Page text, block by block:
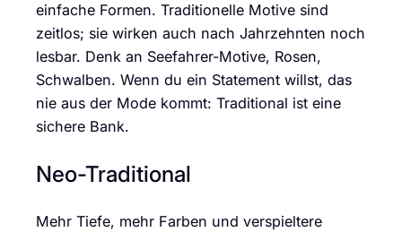
einfache Formen. Traditionelle Motive sind
zeitlos; sie wirken auch nach Jahrzehnten noch
lesbar. Denk an Seefahrer-Motive, Rosen,
Schwalben. Wenn du ein Statement willst, das
nie aus der Mode kommt: Traditional ist eine
sichere Bank.
Neo-Traditional
Mehr Tiefe, mehr Farben und verspieltere